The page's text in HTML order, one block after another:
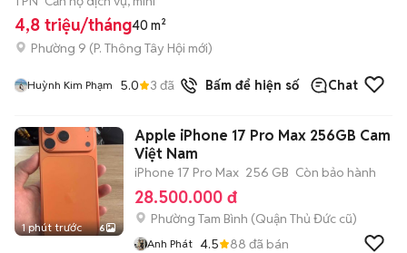
4,8 triệu/tháng40 m²
Phường 9 (P. Thông Tây Hội mới)
Huỳnh Kim Phạm 5.0 3 đã bán Bấm để hiện số Chat
1 phút trước 6
Apple iPhone 17 Pro Max 256GB Cam
Việt Nam
iPhone 17 Pro Max 256 GB Còn bảo hành
28.500.000 đ
Phường Tam Bình (Quận Thủ Đức cũ)
Anh Phát 4.5 88 đã bán